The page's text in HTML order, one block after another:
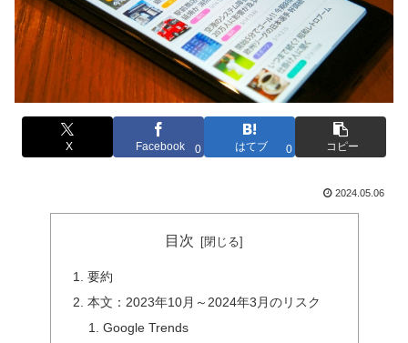
X Facebook 0 はてブ 0 コピー
2024.05.06
目次
要約
本文：2023年10月～2024年3月のリスク
Google Trends